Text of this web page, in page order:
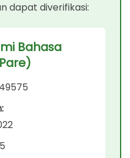
dapat diverifikasi:
Bahasa